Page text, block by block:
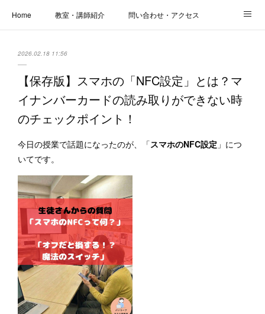
Home 教室・講師紹介 問い合わせ・アクセス
2026.02.18 11:56
【保存版】スマホの「NFC設定」とは？マ
イナンバーカードの読み取りができない時
のチェックポイント！
今日の授業で話題になったのが、「スマホのNFC設定 」につ
いてです。